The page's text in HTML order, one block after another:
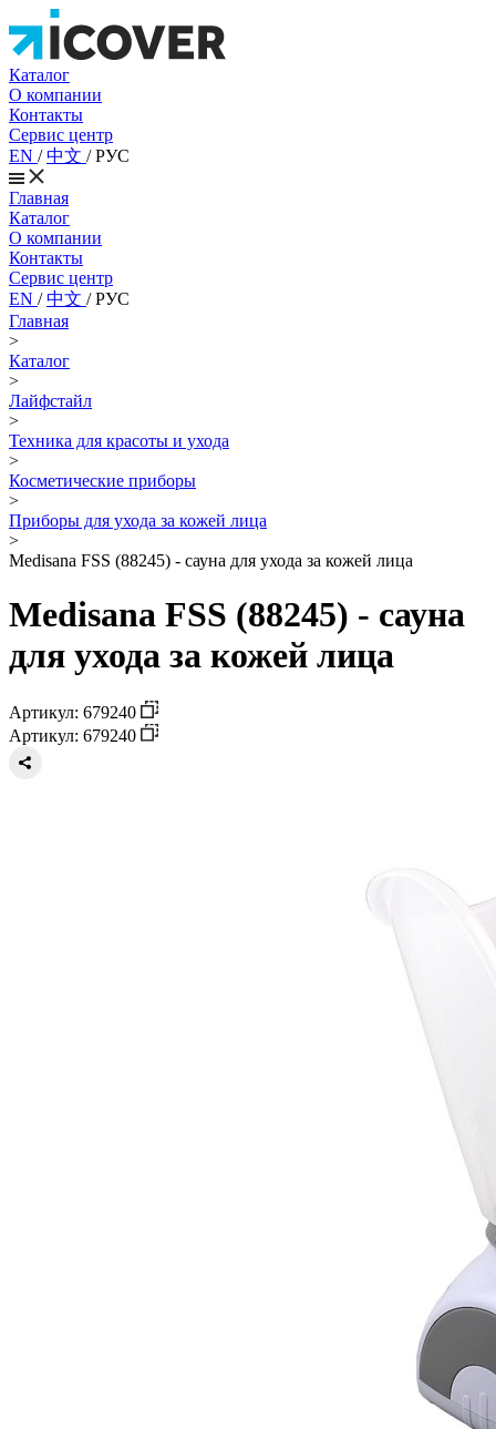
Каталог
О компании
Контакты
Сервис центр
EN /中文 /РУС
Главная
Каталог
О компании
Контакты
Сервис центр
EN /中文 /РУС
Главная
>
Каталог
>
Лайфстайл
>
Техника для красоты и ухода
>
Косметические приборы
>
Приборы для ухода за кожей лица
>
Medisana FSS (88245) - сауна для ухода за кожей лица
Medisana FSS (88245) - сауна
для ухода за кожей лица
Артикул: 679240
Артикул: 679240